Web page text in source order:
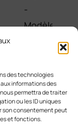
des technologies
informations des
permettra de traiter
ou les ID uniques
son consentement peut
et fonctions.
-
Galaxie
€